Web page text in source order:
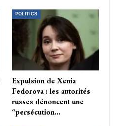
POLITICS
Expulsion de Xenia
Fedorova : les autorités
russes dénoncent une
“persécution…